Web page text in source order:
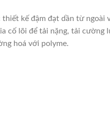
kế đậm đạt dần từ ngoài
cố lõi để tải nặng, tải cường
hoá với polyme.